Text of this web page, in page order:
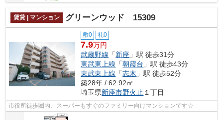
賃貸 | マンション グリーンウッド 15309
敷0 礼0
7.9万円
武蔵野線 「新座 」駅 徒歩31分
東武東上線 「朝霞台 」駅 徒歩43分
東武東上線 「志木 」駅 徒歩52分
築28年 / 62.92㎡
埼玉県新座市野火止 １丁目
市役所徒歩圏内、スーパーもすぐのファミリー向けマンションです☆